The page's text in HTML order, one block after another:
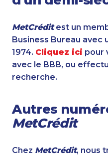
MetCréditest un
Business Bureau avec
1974. Cliquez ici pour
avec le BBB, ou
recherche.
Autres
MetCrédit
Chez MetCrédit, nous